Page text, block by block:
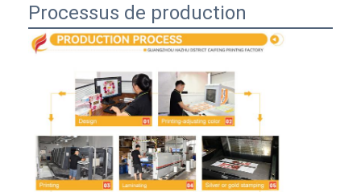
Processus de production